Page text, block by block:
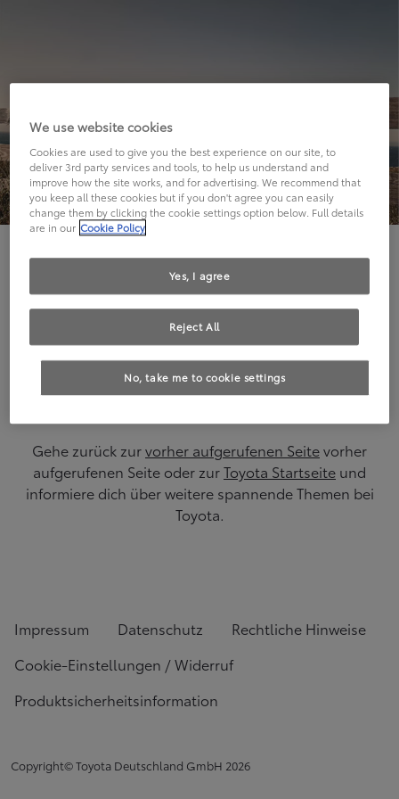
Hier geht's leider nicht weiter.
Die angeforderte Seite kann leider nicht gefunden
werden.
Gehe zurück zurvorher aufgerufenen Seitevorher
aufgerufenen Seite oder zurToyota Startseite und
informiere dich über weitere spannende Themen bei
Toyota.
Impressum Datenschutz
Rechtliche Hinweise
Cookie-Einstellungen / Widerruf
Produktsicherheitsinformation
Copyright© Toyota Deutschland GmbH 2026
We use website cookies
Cookies are used to give you the best experience on our site, to
deliver 3rd party services and tools, to help us understand and
improve how the site works, and for advertising. We recommend that
you keep all these cookies but if you don't agree you can easily
change them by clicking the cookie settings option below. Full details
are in our Cookie Policy
No, take me to cookie settings
Reject All
Yes, I agree